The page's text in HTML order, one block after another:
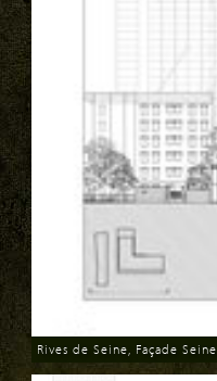
Download
Rives de Seine, Façade Seine